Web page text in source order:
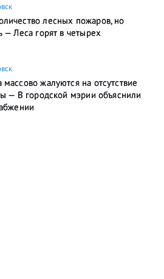
лесных пожаров, но
— Леса горят в четырех
жалуются на отсутствие
— В городской мэрии объяснили